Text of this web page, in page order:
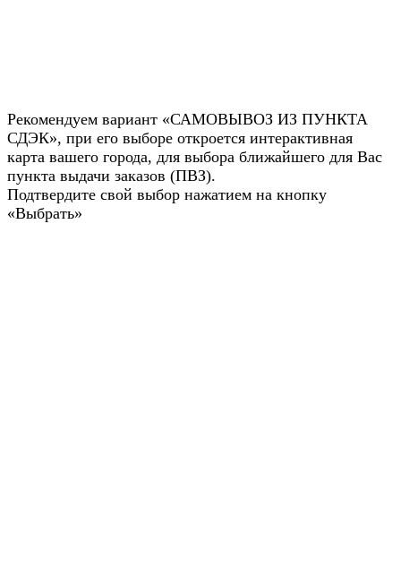
Рекомендуем вариант «САМОВЫВОЗ ИЗ ПУНКТА
СДЭК», при его выборе откроется интерактивная
карта вашего города, для выбора ближайшего для Вас
пункта выдачи заказов (ПВЗ).
Подтвердите свой выбор нажатием на кнопку
«Выбрать»